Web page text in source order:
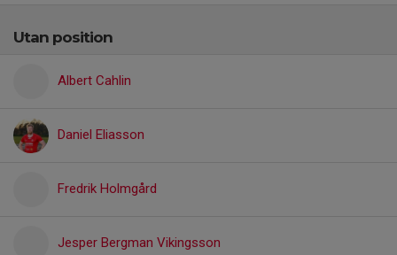
Utan position
Albert Cahlin
Daniel Eliasson
Fredrik Holmgård
Jesper Bergman Vikingsson